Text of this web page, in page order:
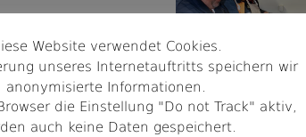
Website verwendet Cookies.
unseres Internetauftritts speichern wir
anonymisierte Informationen.
die Einstellung "Do not Track" aktiv,
auch keine Daten gespeichert.